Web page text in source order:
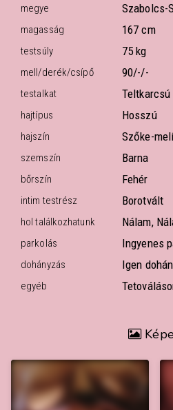
megye Szabolcs-
magasság 167 cm
testsúly 75 kg
mell/derék/csípő 90/-/-
testalkat Teltkarcsú
hajtípus Hosszú
hajszín Szőke-
szemszín Barna
bőrszín Fehér
intim testrész Borotvált
hol találkozhatunk Nálam,
parkolás Ingyenes
dohányzás Igen
egyéb